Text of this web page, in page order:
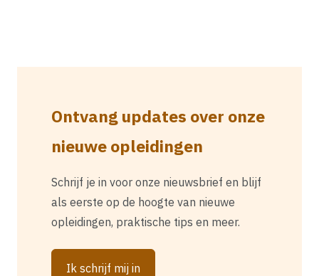
Ontvang updates over onze
nieuwe opleidingen
Schrijf je in voor onze nieuwsbrief en blijf
als eerste op de hoogte van nieuwe
opleidingen, praktische tips en meer.
Ik schrijf mij in